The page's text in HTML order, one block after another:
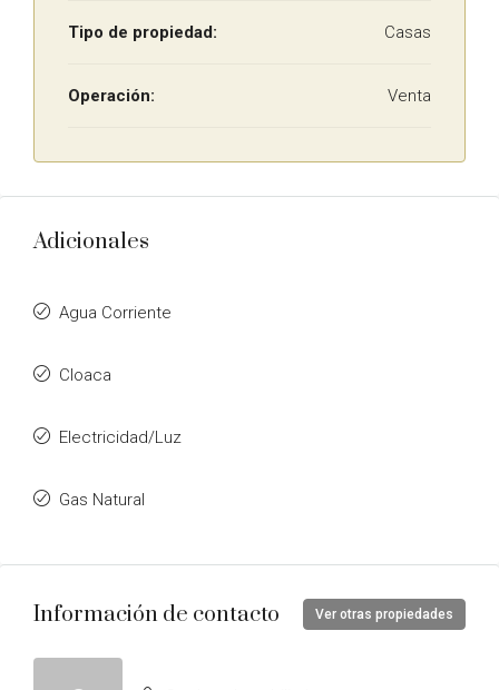
Tipo de propiedad: Casas
Operación: Venta
Adicionales
Agua Corriente
Cloaca
Electricidad/Luz
Gas Natural
Información de contacto Ver otras propiedades